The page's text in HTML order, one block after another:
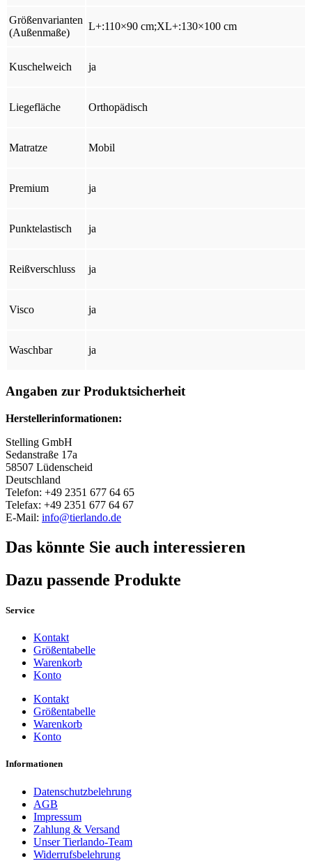
Größenvarianten
(Außenmaße)
L+:110×90 cm;XL+:130×100 cm
Kuschelweich ja
Liegefläche Orthopädisch
Matratze Mobil
Premium ja
Punktelastisch ja
Reißverschluss ja
Visco ja
Waschbar ja
Angaben zur Produktsicherheit
Herstellerinformationen:
Stelling GmbH
Sedanstraße 17a
58507 Lüdenscheid
Deutschland
Telefon: +49 2351 677 64 65
Telefax: +49 2351 677 64 67
E-Mail: info@tierlando.de
Das könnte Sie auch interessieren
Dazu passende Produkte
Service
Kontakt
Größentabelle
Warenkorb
Konto
Kontakt
Größentabelle
Warenkorb
Konto
Informationen
Datenschutzbelehrung
AGB
Impressum
Zahlung & Versand
Unser Tierlando-Team
Widerrufsbelehrung